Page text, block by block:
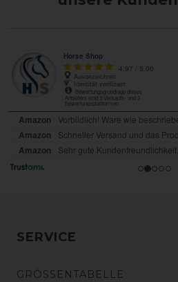
SERVICE
GRÖSSENTABELLE